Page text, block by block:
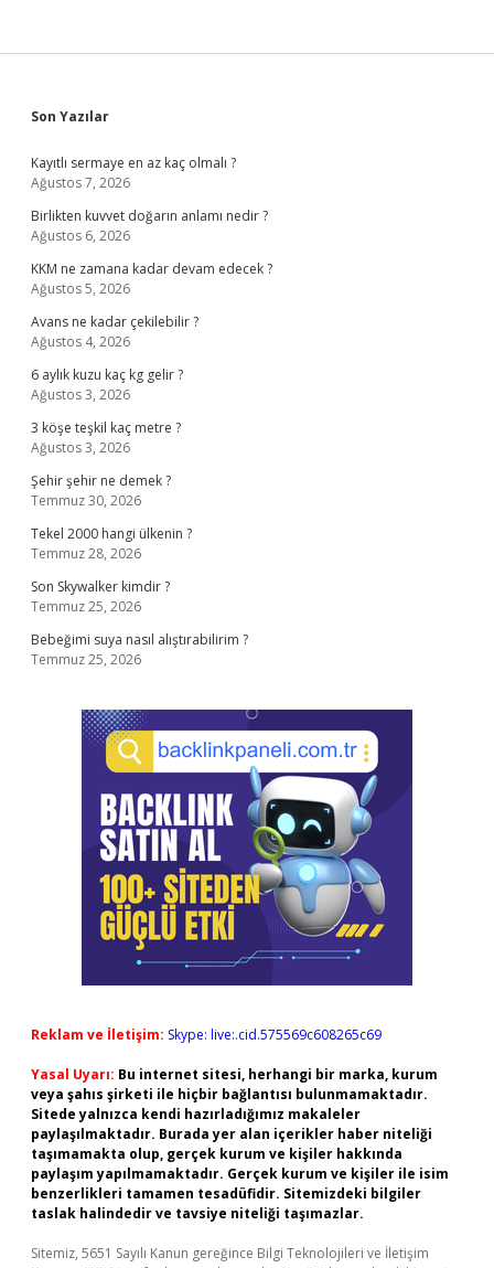
Sidebar
Son Yazılar
Kayıtlı sermaye en az kaç olmalı ?
Ağustos 7, 2026
Birlikten kuvvet doğarın anlamı nedir ?
Ağustos 6, 2026
KKM ne zamana kadar devam edecek ?
Ağustos 5, 2026
Avans ne kadar çekilebilir ?
Ağustos 4, 2026
6 aylık kuzu kaç kg gelir ?
Ağustos 3, 2026
3 köşe teşkil kaç metre ?
Ağustos 3, 2026
Şehir şehir ne demek ?
Temmuz 30, 2026
Tekel 2000 hangi ülkenin ?
Temmuz 28, 2026
Son Skywalker kimdir ?
Temmuz 25, 2026
Bebeğimi suya nasıl alıştırabilirim ?
Temmuz 25, 2026
Reklam ve İletişim: Skype: live:.cid.575569c608265c69
Yasal Uyarı: Bu internet sitesi, herhangi bir marka, kurum
veya şahıs şirketi ile hiçbir bağlantısı bulunmamaktadır.
Sitede yalnızca kendi hazırladığımız makaleler
paylaşılmaktadır. Burada yer alan içerikler haber niteliği
taşımamakta olup, gerçek kurum ve kişiler hakkında
paylaşım yapılmamaktadır. Gerçek kurum ve kişiler ile isim
benzerlikleri tamamen tesadüfidir. Sitemizdeki bilgiler
taslak halindedir ve tavsiye niteliği taşımazlar.
Sitemiz, 5651 Sayılı Kanun gereğince Bilgi Teknolojileri ve İletişim